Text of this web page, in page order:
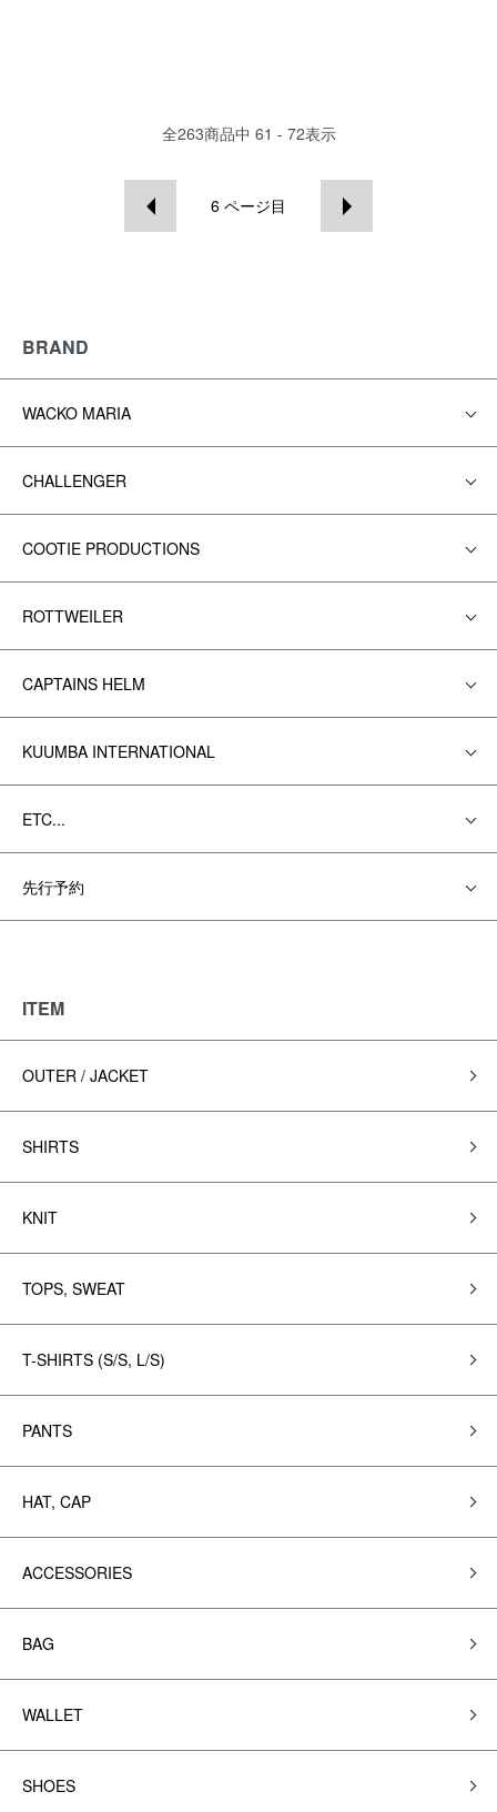
全263商品中 61 - 72表示
6 ページ目
BRAND
WACKO MARIA
CHALLENGER
COOTIE PRODUCTIONS
ROTTWEILER
CAPTAINS HELM
KUUMBA INTERNATIONAL
ETC...
先行予約
ITEM
OUTER / JACKET
SHIRTS
KNIT
TOPS, SWEAT
T-SHIRTS (S/S, L/S)
PANTS
HAT, CAP
ACCESSORIES
BAG
WALLET
SHOES